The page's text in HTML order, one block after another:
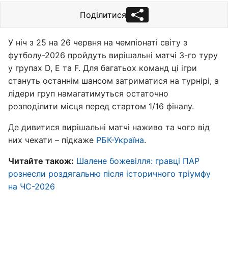
Поділитися
У ніч з 25 на 26 червня на чемпіонаті світу з
футболу-2026 пройдуть вирішальні матчі 3-го туру
у групах D, E та F. Для багатьох команд ці ігри
стануть останнім шансом затриматися на турнірі, а
лідери груп намагатимуться остаточно
розподілити місця перед стартом 1/16 фіналу.
Де дивитися вирішальні матчі наживо та чого від
них чекати – підкаже РБК-Україна.
Читайте також: Шалене божевілля: гравці ПАР
рознесли роздягальню після історичного тріумфу
на ЧС-2026